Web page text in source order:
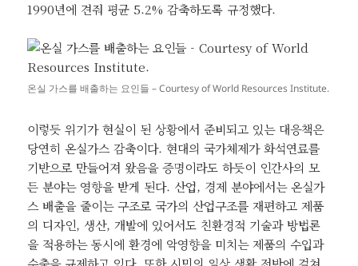
1990년에 견줘 평균 5.2% 감축하도록 규정했다.
온실 가스를 배출하는 요인들 – Courtesy of World Resources Institute.
이렇듯 위기가 현실이 된 상황에서 준비되고 있는 대응책은
당연히 온실가스 감축이다. 현대의 국가체제가 화석연료를
기반으로 만들어져 왔음을 증명이라도 하듯이 인간사의 모
든 분야는 영향을 받게 된다. 산업, 경제 분야에서는 온실가
스 배출을 줄이는 구조로 국가의 산업구조를 재편하고 제품
의 디자인, 생산, 개발에 있어서도 친환경적 기술과 방법론
을 적용하는 동시에 환경에 악영향을 미치는 제품의 수입과